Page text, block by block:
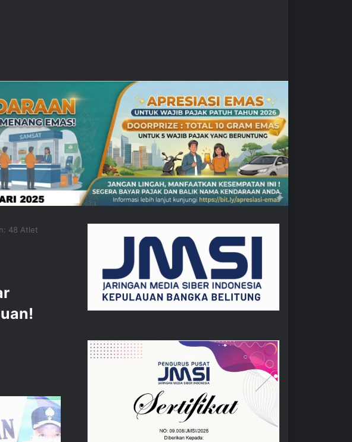
48 Atlet